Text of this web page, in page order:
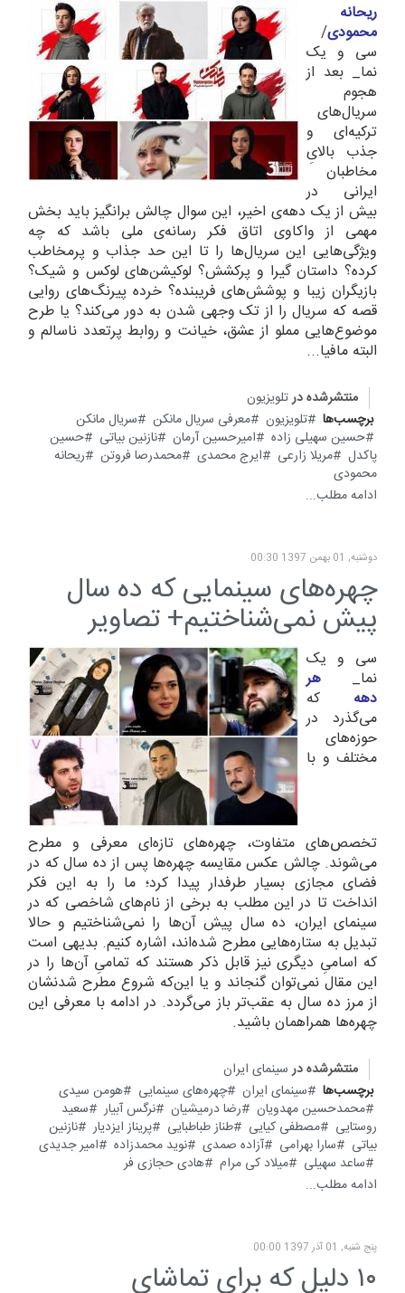
ریحانه
محمودی/
سی و یک
نما_ بعد از
هجوم
سریال‌های
ترکیه‌ای و
جذب بالایِ
مخاطبان
ایرانی در
بیش از یک دهه‌ی اخیر، این سوال چالش برانگیز باید بخش
مهمی از واکاوی اتاق فکر رسانه‌ی ملی باشد که چه
ویژگی‌هایی این سریال‌ها را تا این حد جذاب و پرمخاطب
کرده؟ داستان گیرا و پرکشش؟ لوکیشن‌های لوکس و شیک؟
بازیگران زیبا و پوشش‌های فریبنده؟ خرده پیرنگ‌های روایی
قصه که سریال را از تک وجهی شدن به دور می‌کند؟ یا طرح
موضوع‌هایی مملو از عشق، خیانت و روابط پرتعدد ناسالم و
البته مافیا...
منتشرشده درتلویزیون
برچسب‌ها
تلویزیون معرفی سریال مانکن
سریال مانکن
حسین سهیلی زاده
امیرحسین آرمان نازنین بیاتی
حسین
پاکدل
مریلا زارعی ایرج محمدی محمدرصا فروتن
ریحانه
محمودی
ادامه مطلب...
دوشنبه, 01 بهمن 1397 00:30
چهره‌های سینمایی که ده سال
پیش نمی‌شناختیم+ تصاویر
سی و یک
نما_ هر
دهه که
می‌گذرد در
حوزه‌های
مختلف و با
تخصص‌های متفاوت، چهره‌های تازه‌ای معرفی و مطرح
می‌شوند. چالش عکس مقایسه چهره‌ها پس از ده سال که در
فضای مجازی بسیار طرفدار پیدا کرد؛ ما را به این فکر
انداخت تا در این مطلب به برخی از نام‌های شاخصی که در
سینمای ایران، ده سال پیش آن‌ها را نمی‌شناختیم و حالا
تبدیل به ستاره‌هایی مطرح شده‌اند، اشاره کنیم. بدیهی است
که اسامیِ دیگری نیز قابل ذکر هستند که تمامیِ آن‌ها را در
این مقال نمی‌توان گنجاند و یا این‌که شروع مطرح شدنشان
از مرز ده سال به عقب‌تر باز می‌گردد. در ادامه با معرفی این
چهره‌ها همراهمان باشید.
منتشرشده در سینمای ایران
برچسب‌ها
سینمای ایران چهره‌های سینمایی
هومن سیدی
محمدحسین مهدویان
رضا درمیشیان نرگس آبیار
سعید
روستایی
مصطفی کیایی طناز طباطبایی پریناز ایزدیار
نازنین
بیاتی
سارا بهرامی آزاده صمدی نوید محمدزاده
امیر جدیدی
ساعد سهیلی
میلاد کی مرام
هادی حجازی فر
ادامه مطلب...
پنج شنبه, 01 آذر 1397 00:00
۱۰ دلیل که برای تماشای